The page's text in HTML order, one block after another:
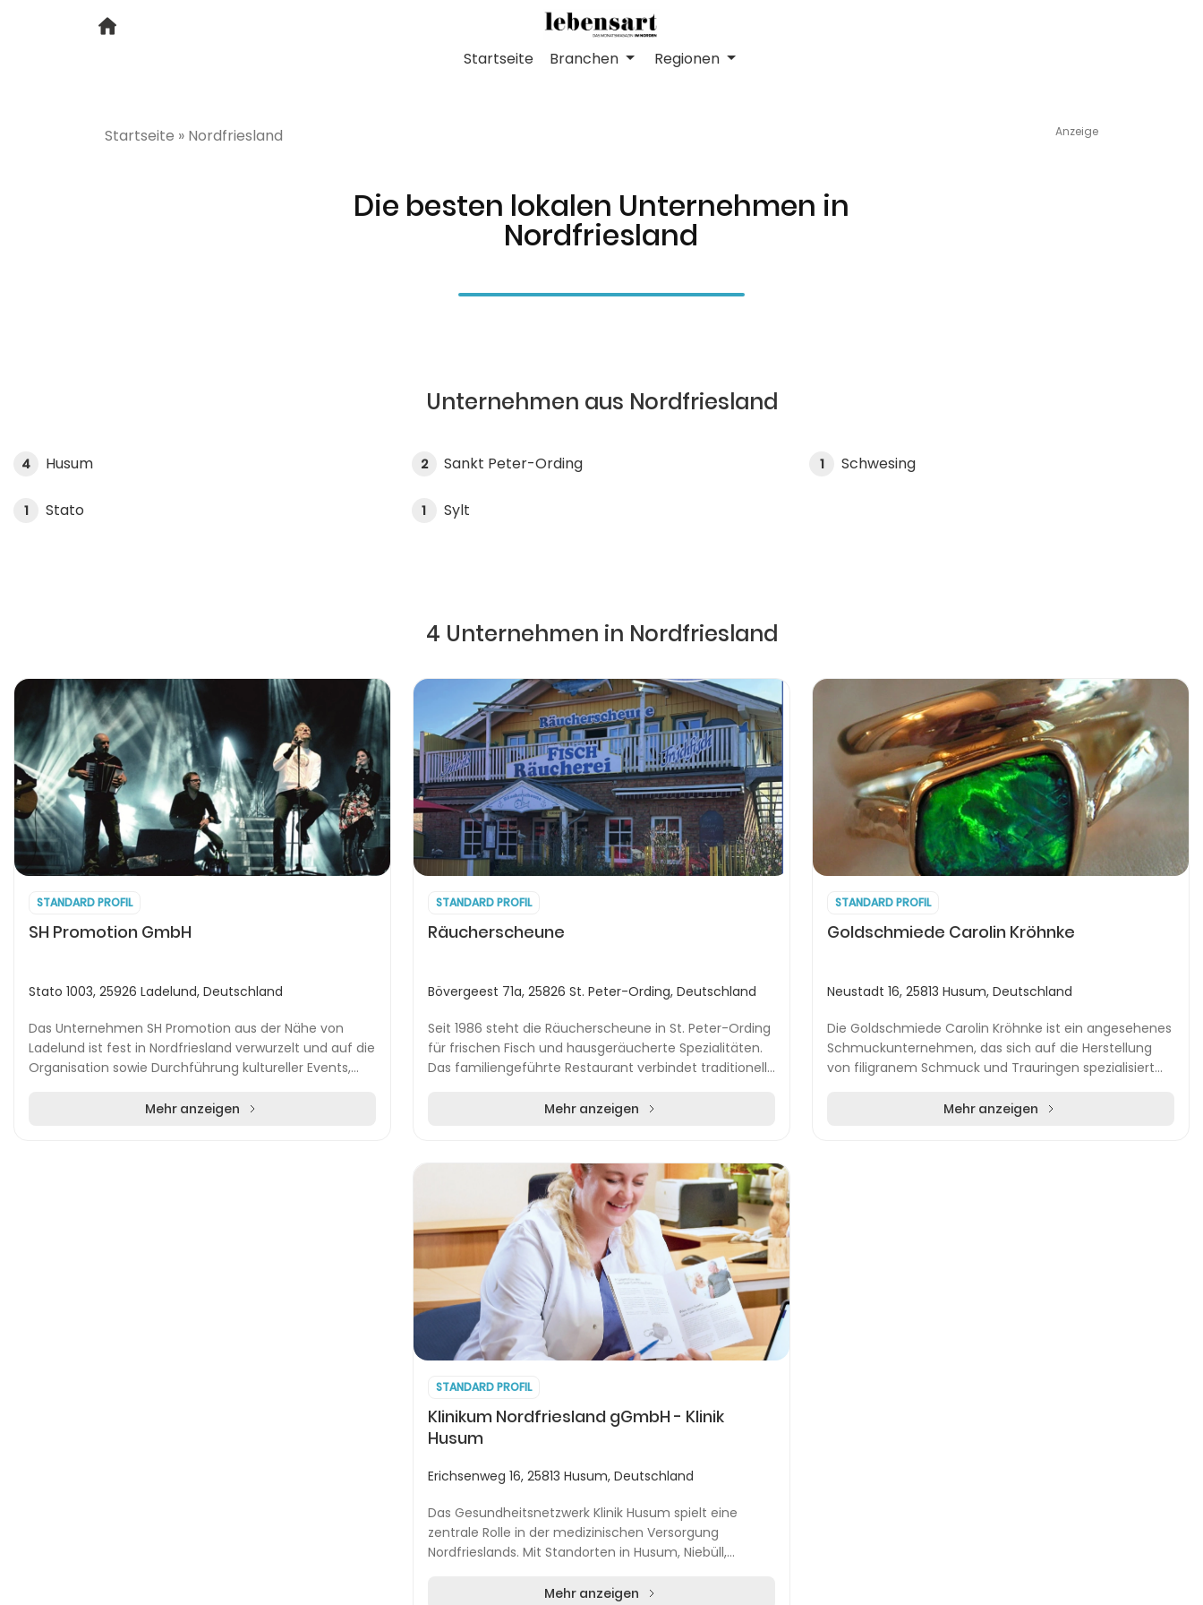
Startseite Branchen Regionen
Startseite » Nordfriesland Anzeige
Die besten lokalen Unternehmen in
Nordfriesland
Unternehmen aus Nordfriesland
4 Husum 2 Sankt Peter-Ording 1 Schwesing
1 Stato 1 Sylt
4 Unternehmen in Nordfriesland
STANDARD PROFIL
SH Promotion GmbH
Stato 1003, 25926 Ladelund, Deutschland
Das Unternehmen SH Promotion aus der Nähe von
Ladelund ist fest in Nordfriesland verwurzelt und auf die
Organisation sowie Durchführung kultureller Events,
Mehr anzeigen
STANDARD PROFIL
Räucherscheune
Bövergeest 71a, 25826 St. Peter-Ording, Deutschland
Seit 1986 steht die Räucherscheune in St. Peter-Ording
für frischen Fisch und hausgeräucherte Spezialitäten.
Das familiengeführte Restaurant verbindet traditionelle
Mehr anzeigen
STANDARD PROFIL
Goldschmiede Carolin Kröhnke
Neustadt 16, 25813 Husum, Deutschland
Die Goldschmiede Carolin Kröhnke ist ein angesehenes
Schmuckunternehmen, das sich auf die Herstellung
von filigranem Schmuck und Trauringen spezialisiert
Mehr anzeigen
STANDARD PROFIL
Klinikum Nordfriesland gGmbH - Klinik
Husum
Erichsenweg 16, 25813 Husum, Deutschland
Das Gesundheitsnetzwerk Klinik Husum spielt eine
zentrale Rolle in der medizinischen Versorgung
Nordfrieslands. Mit Standorten in Husum, Niebüll,
Mehr anzeigen